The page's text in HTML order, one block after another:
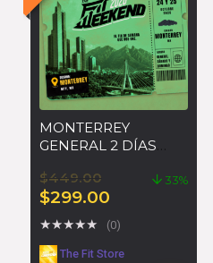
MONTERREY
GENERAL 2 DÍAS
DOMINGO)
$449.00
$299.00
33%
★★★★★ (0)
The Fit Store